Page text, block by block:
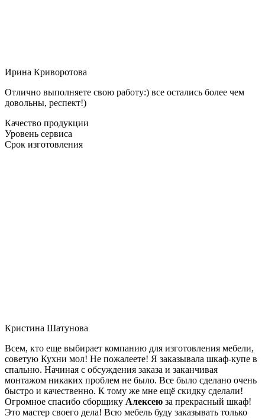
Ирина Криворотова
Отлично выполняете свою работу:) все остались более чем
довольны, респект!)
Качество продукции
Уровень сервиса
Срок изготовления
Кристина Шатунова
Всем, кто еще выбирает компанию для изготовления мебели,
советую Кухни мол! Не пожалеете! Я заказывала шкаф-купе в
спальню. Начиная с обсуждения заказа и заканчивая
монтажом никаких проблем не было. Все было сделано очень
быстро и качественно. К тому же мне ещё скидку сделали!
Огромное спасибо сборщику Алексею за прекрасный шкаф!
Это мастер своего дела! Всю мебель буду заказывать только